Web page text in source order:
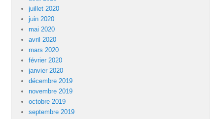
juillet 2020
juin 2020
mai 2020
avril 2020
mars 2020
février 2020
janvier 2020
décembre 2019
novembre 2019
octobre 2019
septembre 2019